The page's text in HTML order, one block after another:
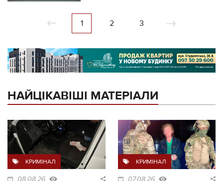
1 2 3
НАЙЦІКАВІШІ МАТЕРІАЛИ
КРИМІНАЛ КРИМІНАЛ